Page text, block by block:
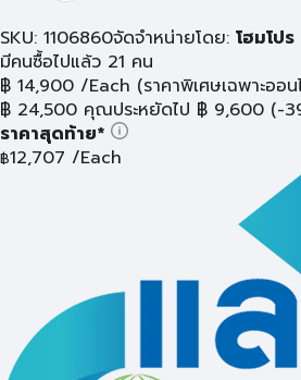
SKU: 1106860จัดจำหน่ายโดย: โฮมโปร
มีคนซื้อไปแล้ว 21 คน
฿ 14,900 /Each (ราคาพิเศษเฉพาะออ
฿ 24,500 คุณประหยัดไป ฿ 9,600 (-
ราคาสุดท้าย*
฿12,707 /Each